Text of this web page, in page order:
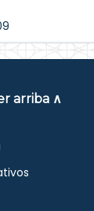
arriba ∧